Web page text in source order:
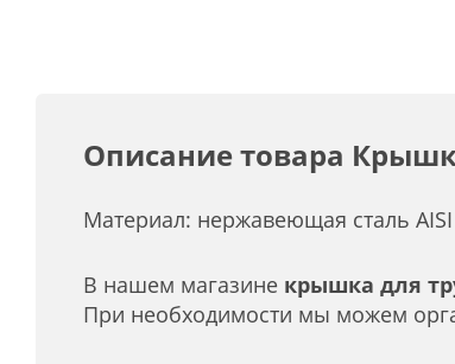
Описание товара
Материал: нержавеющая сталь
В нашем магазине крышка для
При необходимости мы можем